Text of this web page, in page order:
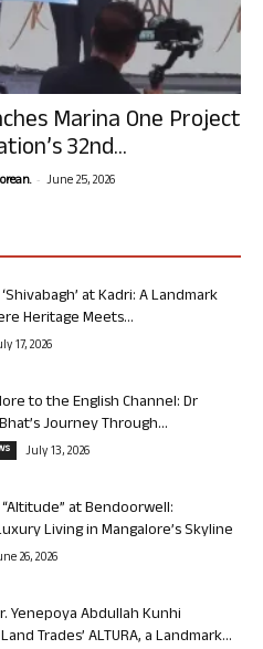
Marina One Project
32nd...
- June 25, 2026
at Kadri: A Landmark
Heritage Meets...
17, 2026
to the English Channel: Dr
Journey Through...
July 13, 2026
at Bendoorwell:
Living in Mangalore’s Skyline
26, 2026
Yenepoya Abdullah Kunhi
Trades’ ALTURA, a Landmark...